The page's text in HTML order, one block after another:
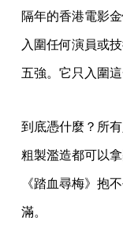
隔年的香港電影
入圍任何演員或
五強。它只入圍
到底憑什麼？所
粗製濫造都可以
《踏血尋梅》抱
滿。